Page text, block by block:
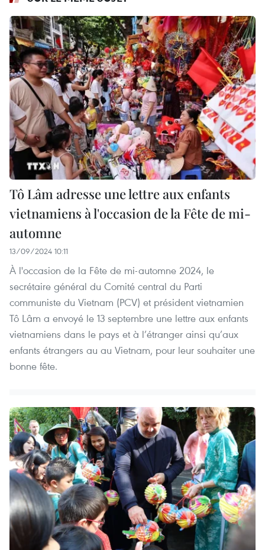
Tô Lâm adresse une lettre aux enfants
vietnamiens à l'occasion de la Fête de mi-
automne
13/09/2024 10:11
À l'occasion de la Fête de mi-automne 2024, le
secrétaire général du Comité central du Parti
communiste du Vietnam (PCV) et président vietnamien
Tô Lâm a envoyé le 13 septembre une lettre aux enfants
vietnamiens dans le pays et à l’étranger ainsi qu’aux
enfants étrangers au au Vietnam, pour leur souhaiter une
bonne fête.